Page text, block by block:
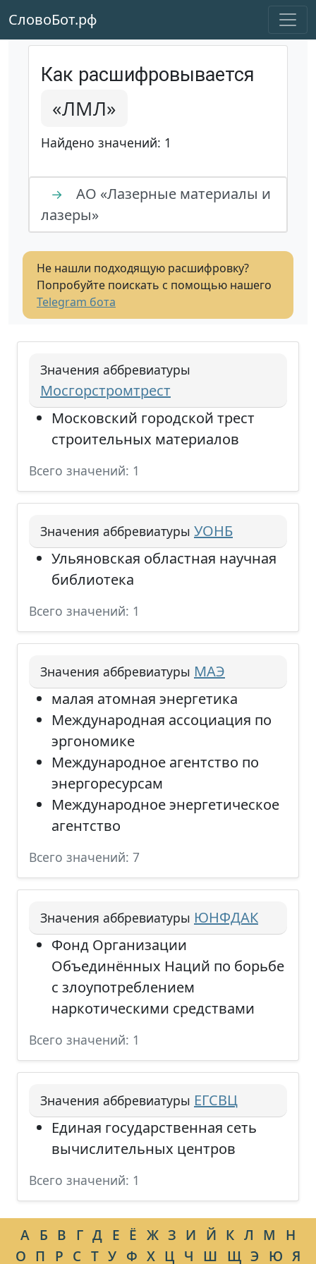
СловоБот.рф
Как расшифровывается
«ЛМЛ»
Найдено значений: 1
→
АО «Лазерные материалы и
лазеры»
Не нашли подходящую расшифровку?
Попробуйте поискать с помощью нашего
Telegram бота
Значения аббревиатуры
Мосгорстромтрест
Московский городской трест
строительных материалов
Всего значений: 1
Значения аббревиатуры УОНБ
Ульяновская областная научная
библиотека
Всего значений: 1
Значения аббревиатуры МАЭ
малая атомная энергетика
Международная ассоциация по
эргономике
Международное агентство по
энергоресурсам
Международное энергетическое
агентство
Всего значений: 7
Значения аббревиатуры ЮНФДАК
Фонд Организации
Объединённых Наций по борьбе
с злоупотреблением
наркотическими средствами
Всего значений: 1
Значения аббревиатуры ЕГСВЦ
Единая государственная сеть
вычислительных центров
Всего значений: 1
А Б В Г Д Е Ё Ж З И Й К Л М
Н
О П Р С Т У Ф Х Ц Ч Ш Щ Э Ю Я